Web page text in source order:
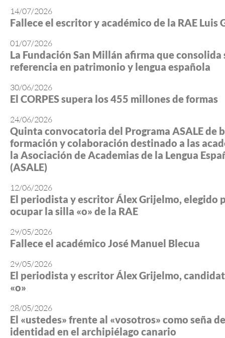
14/07/2026
Fallece el escritor y académico de la RAE Luis
01/07/2026
La Fundación San Millán afirma que consolida
referencia en patrimonio y lengua española
30/06/2026
El CORPES supera los 455 millones de formas
24/06/2026
Quinta convocatoria del Programa ASALE de
formación y colaboración destinado a las
la Asociación de Academias de la Lengua
(ASALE)
12/06/2026
El periodista y escritor Álex Grijelmo, elegido
ocupar la silla «o» de la RAE
29/05/2026
Fallece el académico José Manuel Blecua
29/05/2026
El periodista y escritor Álex Grijelmo,
«o»
28/05/2026
El «ustedes» frente al «vosotros» como seña de
identidad en el archipiélago canario